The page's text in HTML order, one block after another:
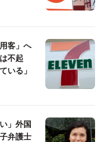
客」へ
不起
いる」
」外国
弁護士